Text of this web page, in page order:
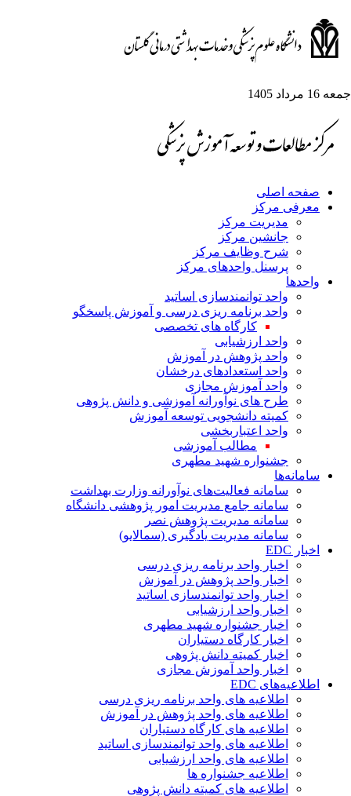
16 مرداد 1405
صفحه اصلی
معرفی مرکز
مدیریت مرکز
جانشین مرکز
شرح وظایف مرکز
پرسنل واحدهای مرکز
واحدها
واحد توانمندسازی اساتید
واحد برنامه ریزی درسی و آموزش پاسخگو
کارگاه های تخصصی
واحد ارزشیابی
واحد پژوهش در آموزش
واحد استعدادهای درخشان
واحد آموزش مجازی
طرح های نوآورانه آموزشی و دانش پژوهی
کمیته دانشجویی توسعه آموزش
واحد اعتباربخشی
مطالب آموزشی
جشنواره شهید مطهری
سامانه‌ها
سامانه فعالیت‌های نوآورانه وزارت بهداشت
سامانه جامع مدیریت امور پژوهشی دانشگاه
سامانه مدیریت پژوهش نصر
سامانه مدیریت یادگیری (سمالایو)
اخبار EDC
اخبار واحد برنامه ریزی درسی
اخبار واحد پژوهش در آموزش
اخبار واحد توانمندسازی اساتید
اخبار واحد ارزشیابی
اخبار جشنواره شهید مطهری
اخبار کارگاه دستیاران
اخبار کمیته دانش پژوهی
اخبار واحد آموزش مجازی
اطلاعیه‌های EDC
اطلاعیه های واحد برنامه ریزی درسی
اطلاعیه های واحد پژوهش در آموزش
اطلاعیه های کارگاه دستیاران
اطلاعیه های واحد توانمندسازی اساتید
اطلاعیه های واحد ارزشیابی
اطلاعیه جشنواره ها
اطلاعیه های کمیته دانش پژوهی